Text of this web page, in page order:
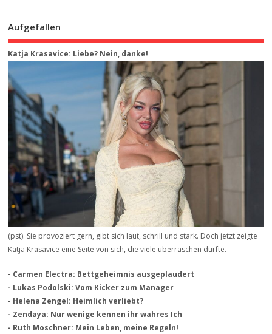
Aufgefallen
Katja Krasavice: Liebe? Nein, danke!
(pst). Sie provoziert gern, gibt sich laut, schrill und stark. Doch jetzt zeigte
Katja Krasavice eine Seite von sich, die viele überraschen dürfte.
- Carmen Electra: Bettgeheimnis ausgeplaudert
- Lukas Podolski: Vom Kicker zum Manager
- Helena Zengel: Heimlich verliebt?
- Zendaya: Nur wenige kennen ihr wahres Ich
- Ruth Moschner: Mein Leben, meine Regeln!